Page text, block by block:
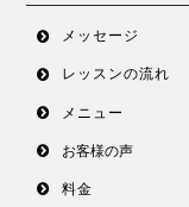
メッセージ
レッスンの流れ
メニュー
お客様の声
料金